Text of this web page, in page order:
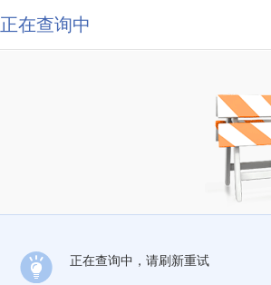
正在查询中
正在查询中，请刷新重试